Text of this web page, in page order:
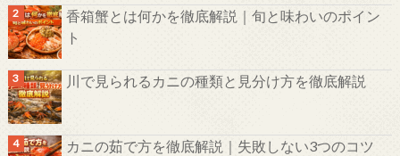
香箱蟹とは何かを徹底解説｜旬と味わいのポイン
ト
川で見られるカニの種類と見分け方を徹底解説
カニの茹で方を徹底解説｜失敗しない3つのコツ